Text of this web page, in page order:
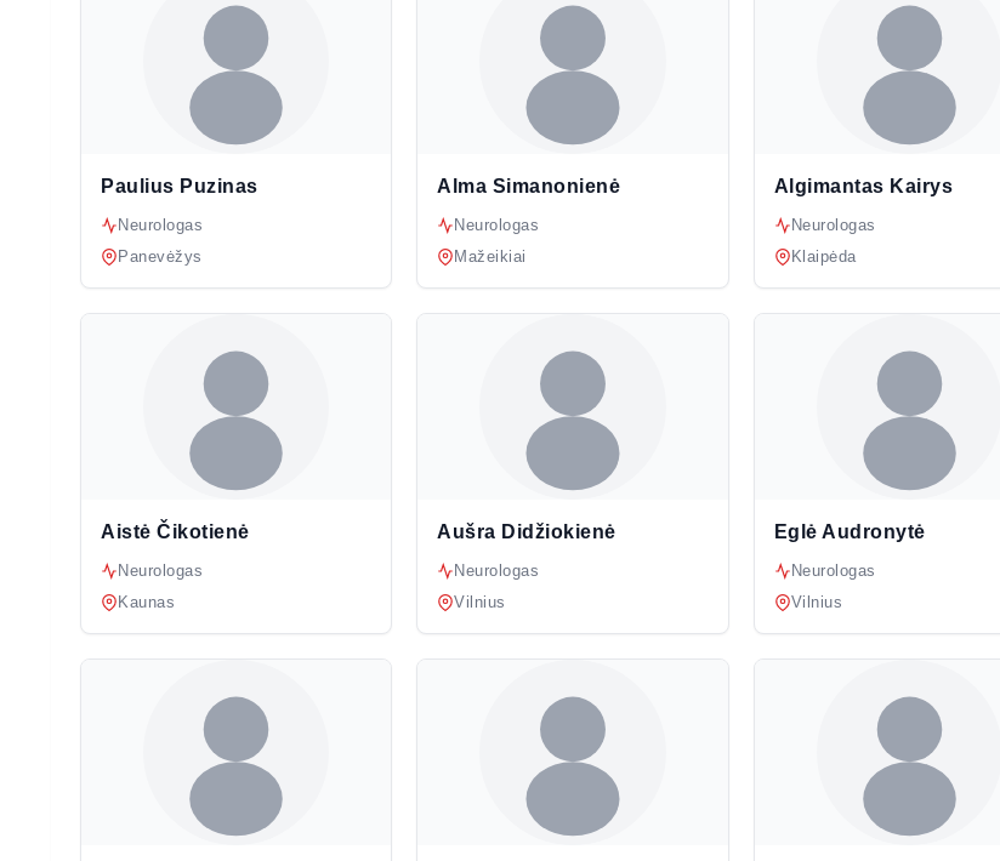
Paulius Puzinas
Neurologas
Panevėžys
Alma Simanonienė
Neurologas
Mažeikiai
Algimantas Kairys
Neurologas
Klaipėda
Aistė Čikotienė
Neurologas
Kaunas
Aušra Didžiokienė
Neurologas
Vilnius
Eglė Audronytė
Neurologas
Vilnius